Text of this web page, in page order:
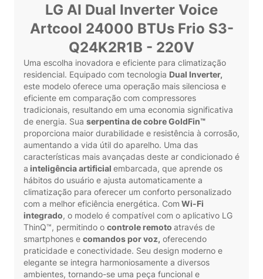
LG AI Dual Inverter Voice
Artcool 24000 BTUs Frio S3-
Q24K2R1B - 220V
Uma escolha inovadora e eficiente para climatização
residencial. Equipado com tecnologia Dual Inverter,
este modelo oferece uma operação mais silenciosa e
eficiente em comparação com compressores
tradicionais, resultando em uma economia significativa
de energia. Sua serpentina de cobre GoldFin™
proporciona maior durabilidade e resistência à corrosão,
aumentando a vida útil do aparelho. Uma das
características mais avançadas deste ar condicionado é
a inteligência artificial embarcada, que aprende os
hábitos do usuário e ajusta automaticamente a
climatização para oferecer um conforto personalizado
com a melhor eficiência energética. Com Wi-Fi
integrado, o modelo é compatível com o aplicativo LG
ThinQ™, permitindo o controle remoto através de
smartphones e comandos por voz, oferecendo
praticidade e conectividade. Seu design moderno e
elegante se integra harmoniosamente a diversos
ambientes, tornando-se uma peça funcional e